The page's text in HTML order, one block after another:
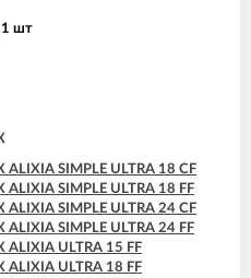
PIGMA ULTRA SYSTEM 35 FF
1 шт
ALIXIA SIMPLE ULTRA 18 CF
ALIXIA SIMPLE ULTRA 18 FF
ALIXIA SIMPLE ULTRA 24 CF
ALIXIA SIMPLE ULTRA 24 FF
ALIXIA ULTRA 15 FF
ALIXIA ULTRA 18 FF